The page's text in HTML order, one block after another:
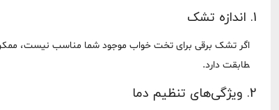
1. اندازه تشک
اگر تشک برقی برای تخت خواب موجود شما مناسب نیست، ممکن
طابقت دارد.
2. ویژگی‌های تنظیم دما